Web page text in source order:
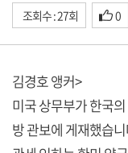
조회수 : 27회 0
김경호 앵커>
미국 상무부가 한국
방 관보에 게재했습